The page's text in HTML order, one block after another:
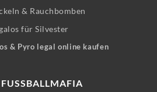
& Rauchbomben
für Silvester
& Pyro legal online kaufen